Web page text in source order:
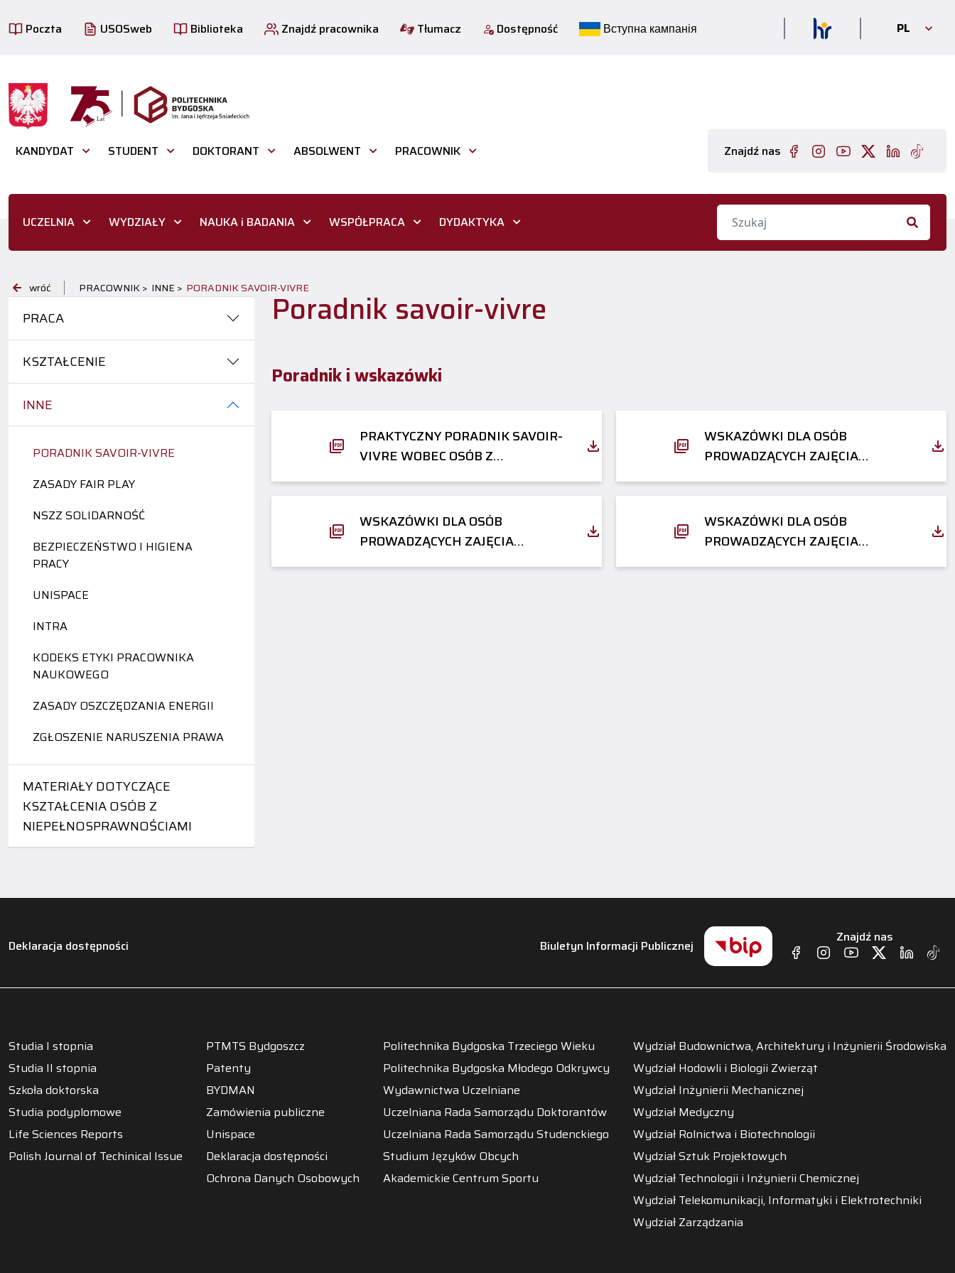
Poczta USOSweb Biblioteka Znajdź pracownika Tłumacz Dostępność Вступна кампанія PL
KANDYDAT STUDENT DOKTORANT ABSOLWENT PRACOWNIK Znajdź nas
UCZELNIA WYDZIAŁY NAUKA i BADANIA WSPÓŁPRACA DYDAKTYKA
wróć PRACOWNIK > INNE > PORADNIK SAVOIR-VIVRE
PRACA
KSZTAŁCENIE
INNE
PORADNIK SAVOIR-VIVRE
ZASADY FAIR PLAY
NSZZ SOLIDARNOŚĆ
BEZPIECZEŃSTWO I HIGIENA
PRACY
UNISPACE
INTRA
KODEKS ETYKI PRACOWNIKA
NAUKOWEGO
ZASADY OSZCZĘDZANIA ENERGII
ZGŁOSZENIE NARUSZENIA PRAWA
MATERIAŁY DOTYCZĄCE
KSZTAŁCENIA OSÓB Z
NIEPEŁNOSPRAWNOŚCIAMI
Poradnik savoir-vivre
Poradnik i wskazówki
PRAKTYCZNY PORADNIK SAVOIR-
VIVRE WOBEC OSÓB Z
WSKAZÓWKI DLA OSÓB
PROWADZĄCYCH ZAJĘCIA
WSKAZÓWKI DLA OSÓB
PROWADZĄCYCH ZAJĘCIA
WSKAZÓWKI DLA OSÓB
PROWADZĄCYCH ZAJĘCIA
Deklaracja dostępności Biuletyn Informacji Publicznej
Znajdź nas
Studia I stopnia
Studia II stopnia
Szkoła doktorska
Studia podyplomowe
Life Sciences Reports
Polish Journal of Techinical Issue
PTMTS Bydgoszcz
Patenty
BYDMAN
Zamówienia publiczne
Unispace
Deklaracja dostępności
Ochrona Danych Osobowych
Politechnika Bydgoska Trzeciego Wieku
Politechnika Bydgoska Młodego Odkrywcy
Wydawnictwa Uczelniane
Uczelniana Rada Samorządu Doktorantów
Uczelniana Rada Samorządu Studenckiego
Studium Języków Obcych
Akademickie Centrum Sportu
Wydział Budownictwa, Architektury i Inżynierii Środowiska
Wydział Hodowli i Biologii Zwierząt
Wydział Inżynierii Mechanicznej
Wydział Medyczny
Wydział Rolnictwa i Biotechnologii
Wydział Sztuk Projektowych
Wydział Technologii i Inżynierii Chemicznej
Wydział Telekomunikacji, Informatyki i Elektrotechniki
Wydział Zarządzania